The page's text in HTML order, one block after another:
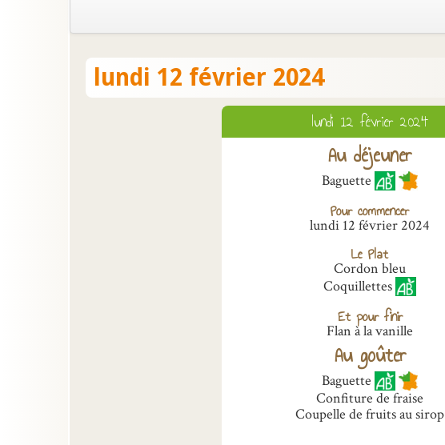
lundi 12 février 2024
lundi 12 février 2024
Au déjeuner
Baguette
Pour commencer
lundi 12 février 2024
Le Plat
Cordon bleu
Coquillettes
Et pour finir
Flan à la vanille
Au goûter
Baguette
Confiture de fraise
Coupelle de fruits au sirop